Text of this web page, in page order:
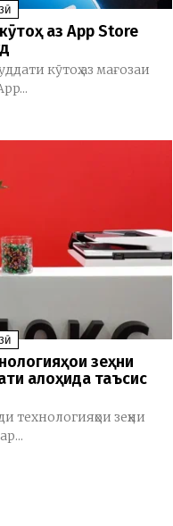
аз App Store
кӯтоҳ аз мағозаи
зеҳни
алоҳида таъсис
зеҳни